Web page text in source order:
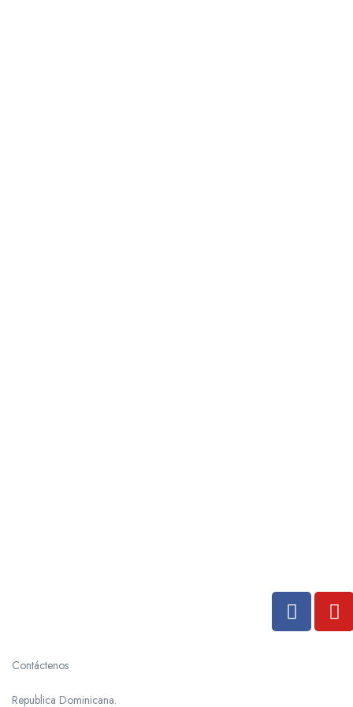
Contáctenos
Republica Dominicana.